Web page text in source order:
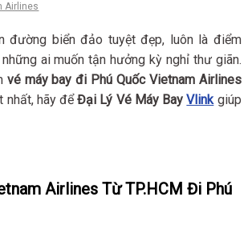
Airlines
đường biển đảo tuyệt đẹp, luôn là điểm
ai muốn tận hưởng kỳ nghỉ thư giãn.
vé máy bay đi Phú Quốc Vietnam Airlines
nhất, hãy đểĐại Lý Vé Máy BayVlinkgiúp
Airlines Từ TP.HCM Đi Phú